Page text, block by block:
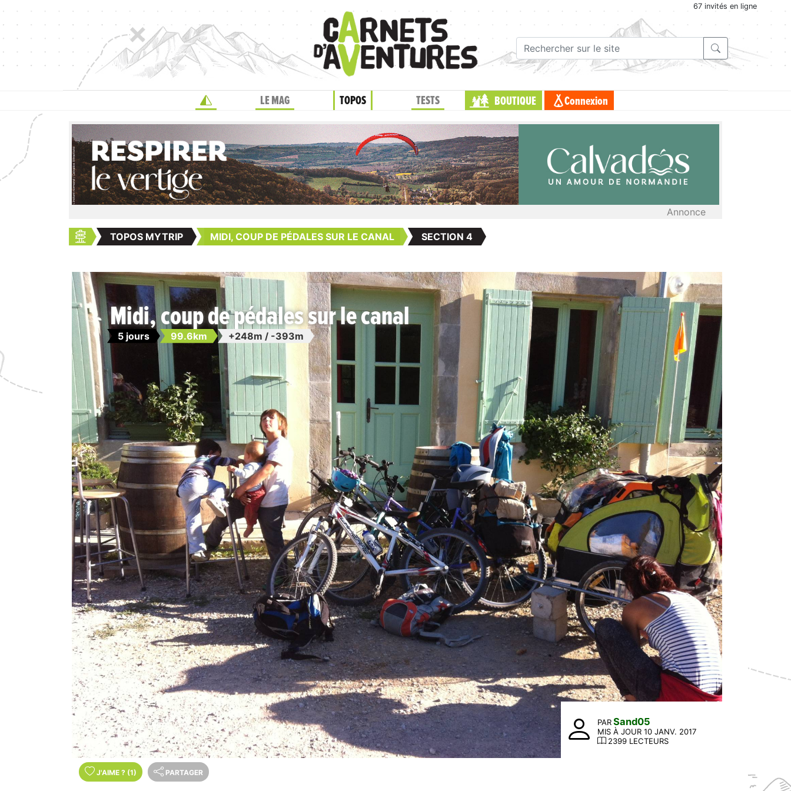
67 invités en ligne
LE MAG TOPOS TESTS BOUTIQUE Connexion
Annonce
TOPOS MYTRIP MIDI, COUP DE PÉDALES SUR LE CANAL SECTION 4
Midi, coup de pédales sur le canal
5 jours 99.6km +248m / -393m
PAR Sand05
MIS À JOUR 10 JANV. 2017
2399 LECTEURS
J'AIME ? (1) PARTAGER